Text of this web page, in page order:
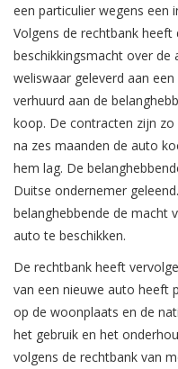
een particulier wegens een
Volgens de rechtbank
beschikkingsmacht over de
weliswaar geleverd aan
verhuurd aan de
koop. De contracten zijn
na zes maanden de auto
hem lag. De
Duitse ondernemer
belanghebbende de macht
auto te beschikken.
De rechtbank heeft
van een nieuwe auto heeft
op de woonplaats en de
het gebruik en het
volgens de rechtbank van